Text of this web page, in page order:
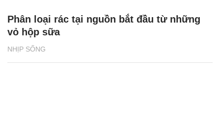
NHỊP SỐNG
Phân loại rác tại nguồn bắt đầu từ những
vỏ hộp sữa